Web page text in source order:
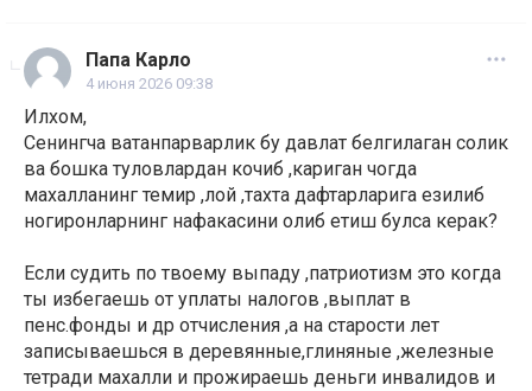
Папа Карло
4 июня 2026 09:38
Илхом,
Сенингча ватанпарварлик бу давлат белгилаган солик
ва бошка туловлардан кочиб ,кариган чогда
махалланинг темир ,лой ,тахта дафтарларига езилиб
ногиронларнинг нафакасини олиб етиш булса керак?
Если судить по твоему выпаду ,патриотизм это когда
ты избегаешь от уплаты налогов ,выплат в
пенс.фонды и др отчисления ,а на старости лет
записываешься в деревянные,глиняные ,железные
тетради махалли и прожираешь деньги инвалидов и